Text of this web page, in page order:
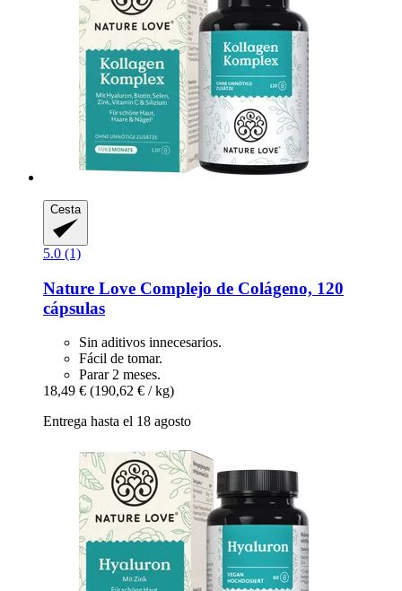
Cesta
5.0 (1)
Nature Love Complejo de Colágeno, 120
cápsulas
Sin aditivos innecesarios.
Fácil de tomar.
Parar 2 meses.
18,49 € (190,62 € / kg)
Entrega hasta el 18 agosto